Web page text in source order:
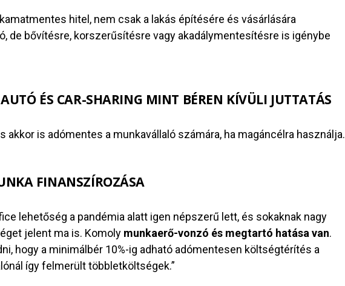
hitel, nem csak a lakás építésére és vásárlására
de bővítésre, korszerűsítésre vagy akadálymentesítésre is igénybe
AUTÓ ÉS CAR-SHARING MINT BÉREN KÍVÜLI JUTTATÁS
akkor is adómentes a munkavállaló számára, ha magáncélra használja.
FINANSZÍROZÁSA
lehetőség a pandémia alatt igen népszerű lett, és sokaknak nagy
jelent ma is. Komoly munkaerő-vonzó és megtartó hatása van.
hogy a minimálbér 10%-ig adható adómentesen költségtérítés a
így felmerült többletköltségek.”